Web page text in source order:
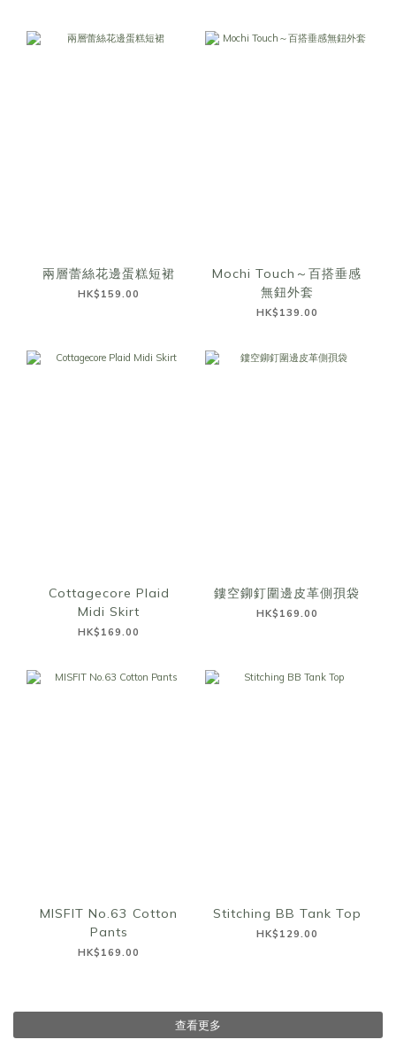
兩層蕾絲花邊蛋糕短裙
HK$159.00
Mochi Touch～百搭垂感
無鈕外套
HK$139.00
Cottagecore Plaid
Midi Skirt
HK$169.00
鏤空鉚釘圍邊皮革側孭袋
HK$169.00
MISFIT No.63 Cotton
Pants
HK$169.00
Stitching BB Tank Top
HK$129.00
查看更多